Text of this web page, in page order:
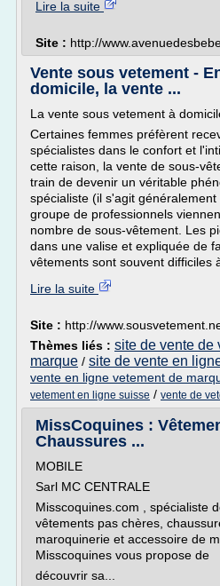
Lire la suite
Site : http://
Vente sous vetement -
domicile, la vente ...
La vente sous vetement à
Certaines femmes préfèrent
spécialistes dans le confort et
cette raison, la vente de sous-
train de devenir un véritable
spécialiste (il s'agit
groupe de professionnels
nombre de sous-vêtement. Les
dans une valise et expliquée de
vêtements sont souvent difficiles
Lire la suite
Site : http://
Thèmes liés : site de vente de
marque / site de vente en
vente en ligne vetement de
vetement en ligne suisse / vente de
MissCoquines :
Chaussures ...
MOBILE
Sarl MC CENTRALE
Misscoquines.com , spécialiste
vêtements pas chères,
maroquinerie et accessoire de
Misscoquines vous propose de
découvrir sa...